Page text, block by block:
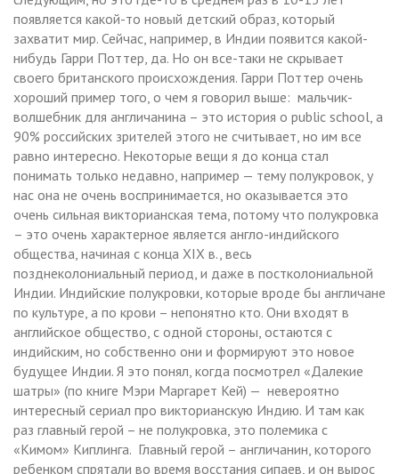
появляется какой-то новый детский образ, который
захватит мир. Сейчас, например, в Индии появится какой-
нибудь Гарри Поттер, да. Но он все-таки не скрывает
своего британского происхождения. Гарри Поттер очень
хороший пример того, о чем я говорил выше: мальчик-
волшебник для англичанина – это история о public school, а
90% российских зрителей этого не считывает, но им все
равно интересно. Некоторые вещи я до конца стал
понимать только недавно, например — тему полукровок, у
нас она не очень воспринимается, но оказывается это
очень сильная викторианская тема, потому что полукровка
– это очень характерное является англо-индийского
общества, начиная с конца XIX в., весь
позднеколониальный период, и даже в постколониальной
Индии. Индийские полукровки, которые вроде бы англичане
по культуре, а по крови – непонятно кто. Они входят в
английское общество, с одной стороны, остаются с
индийским, но собственно они и формируют это новое
будущее Индии. Я это понял, когда посмотрел «Далекие
шатры» (по книге Мэри Маргарет Кей) — невероятно
интересный сериал про викторианскую Индию. И там как
раз главный герой – не полукровка, это полемика с
«Кимом» Киплинга. Главный герой – англичанин, которого
ребенком спрятали во время восстания сипаев, и он вырос